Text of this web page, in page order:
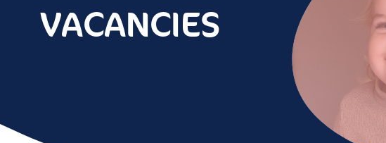
VACANCIES